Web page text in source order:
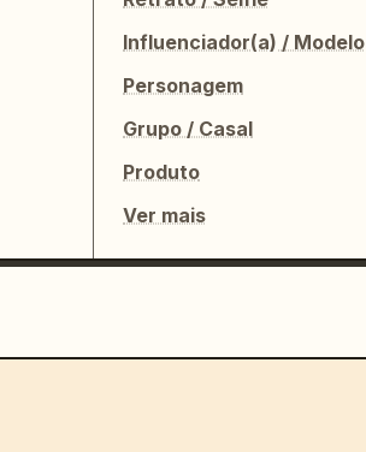
Influenciador(a) / Modelo
Personagem
Grupo / Casal
Produto
Ver mais